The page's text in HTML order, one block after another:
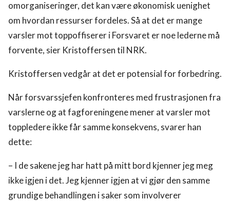
omorganiseringer, det kan være økonomisk uenighet
om hvordan ressurser fordeles. Så at det er mange
varsler mot toppoffiserer i Forsvaret er noe lederne må
forvente, sier Kristoffersen til NRK.
Kristoffersen vedgår at det er potensial for forbedring.
Når forsvarssjefen konfronteres med frustrasjonen fra
varslerne og at fagforeningene mener at varsler mot
toppledere ikke får samme konsekvens, svarer han
dette:
– I de sakene jeg har hatt på mitt bord kjenner jeg meg
ikke igjen i det. Jeg kjenner igjen at vi gjør den samme
grundige behandlingen i saker som involverer